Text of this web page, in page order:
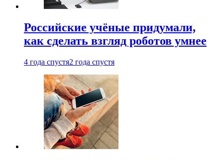
Российские учёные придумали,
как сделать взгляд роботов умнее
4 года спустя2 года спустя